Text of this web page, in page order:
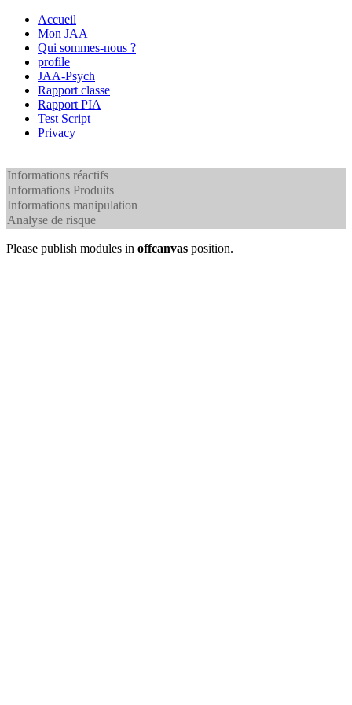
Accueil
Mon JAA
Qui sommes-nous ?
profile
JAA-Psych
Rapport classe
Rapport PIA
Test Script
Privacy
Informations réactifs
Informations Produits
Informations manipulation
Analyse de risque
Please publish modules in offcanvas position.